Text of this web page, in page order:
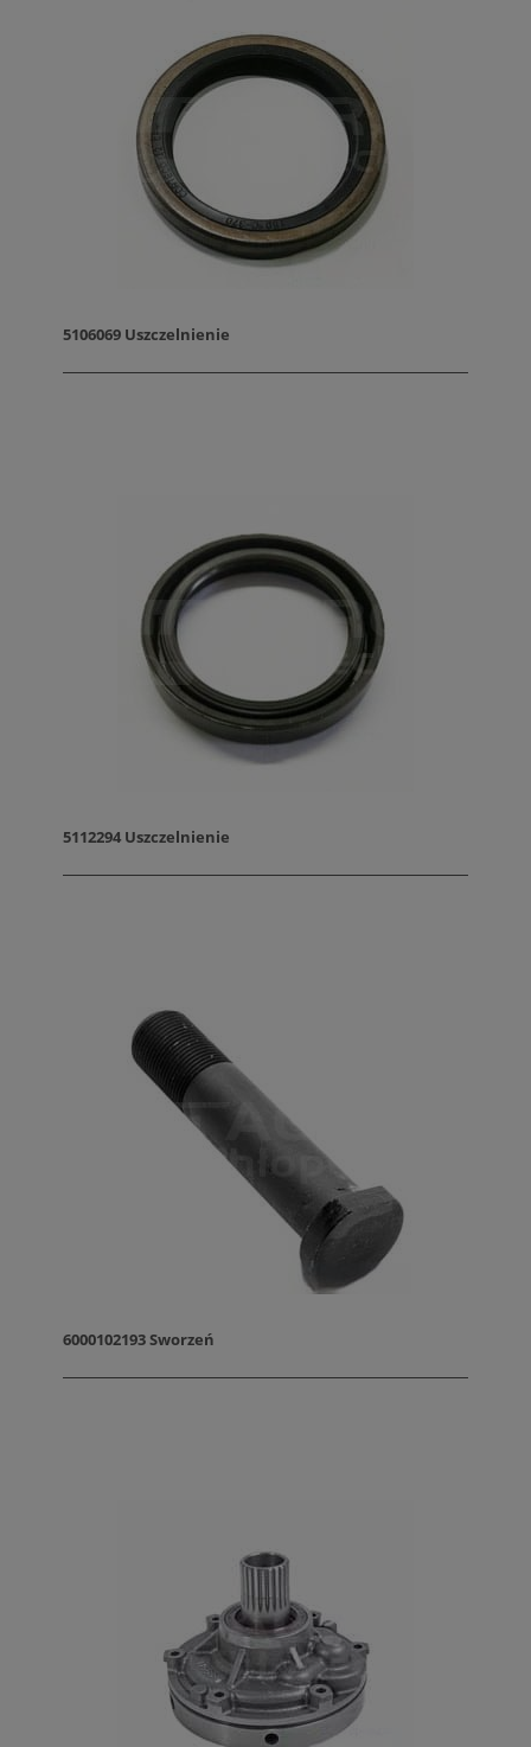
5106069 Uszczelnienie
5112294 Uszczelnienie
6000102193 Sworzeń